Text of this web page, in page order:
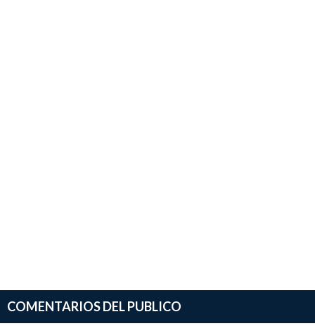
COMENTARIOS DEL PUBLICO